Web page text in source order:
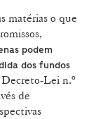
matérias o que
podem
dos fundos
Decreto-Lei n.º
de